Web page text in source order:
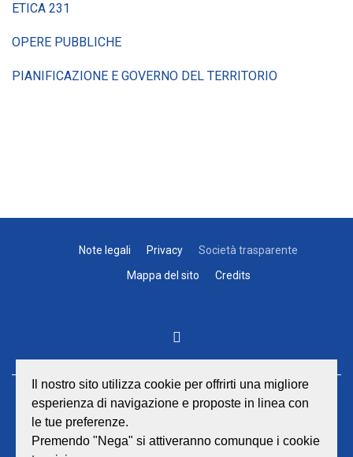
ETICA 231
OPERE PUBBLICHE
PIANIFICAZIONE E GOVERNO DEL TERRITORIO
Note legali Privacy
Società trasparente
Mappa del sito
Credits
GEAT Srl
Sede legale e amministrativa:
Viale Lombardia 17 - 47838 Riccione
Il nostro sito utilizza cookie per offrirti una migliore
esperienza di navigazione e proposte in linea con
le tue preferenze.
Premendo "Nega" si attiveranno comunque i cookie